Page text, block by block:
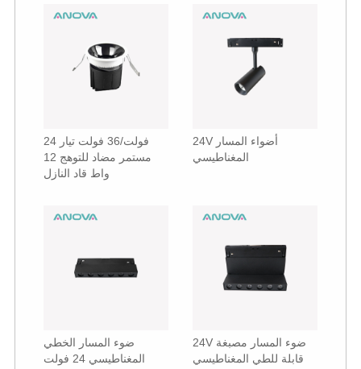
24 فولت/36 فولت تيار
مستمر مضاد للتوهج 12
واط قاد النازل
24V أضواء المسار
المغناطيسي
ضوء المسار الخطي
المغناطيسي 24 فولت
24V ضوء المسار مصبغة
قابلة للطي المغناطيسي